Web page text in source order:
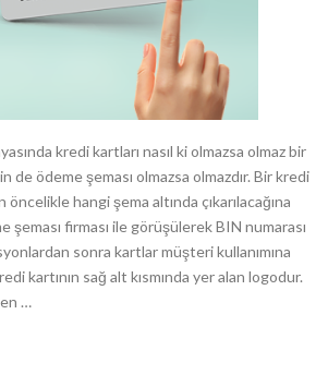
kredi kartları nasıl ki olmazsa olmaz bir
de ödeme şeması olmazsa olmazdır. Bir kredi
öncelikle hangi şema altında çıkarılacağına
şeması firması ile görüşülerek BIN numarası
sonra kartlar müşteri kullanımına
kartının sağ alt kısmında yer alan logodur.
…